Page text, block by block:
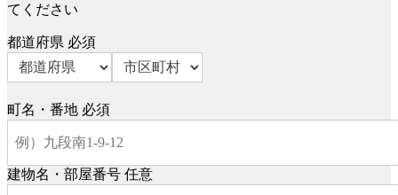
てください
都道府県 必須
町名・番地 必須
建物名・部屋番号 任意